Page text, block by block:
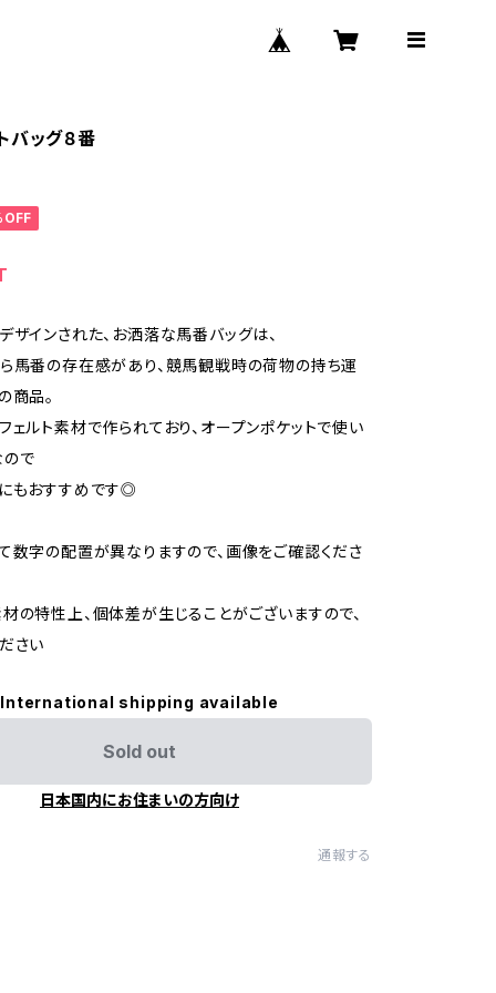
バッグ８番
ザインされた、お洒落な馬番バッグは、
馬番の存在感があり、競馬観戦時の荷物の持ち運
商品。
ェルト素材で作られており、オープンポケットで使い
で
もおすすめです◎
数字の配置が異なりますので、画像をご確認くださ
の特性上、個体差が生じることがございますので、
さい
International shipping available
Sold out
日本国内にお住まいの方向け
通報する